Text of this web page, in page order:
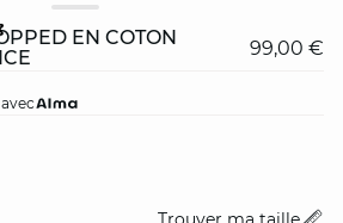
EN COTON
99,00 €